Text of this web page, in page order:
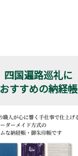
四国遍路巡礼に
おすすめの納経帳